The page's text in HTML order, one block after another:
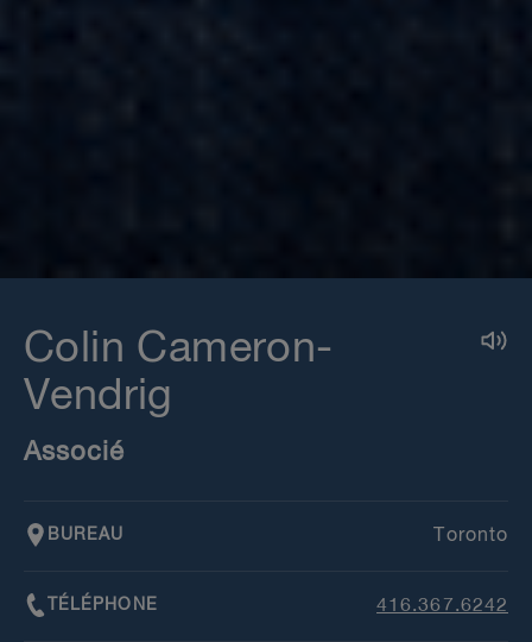
Colin Cameron-
Vendrig
Associé
BUREAU Toronto
TÉLÉPHONE 416.367.6242